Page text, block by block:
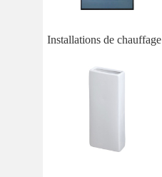
Installations de chauffage